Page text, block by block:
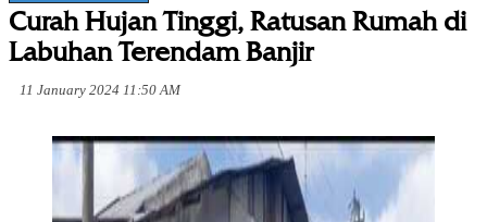
Curah Hujan Tinggi, Ratusan Rumah di
Labuhan Terendam Banjir
11 January 2024 11:50 AM